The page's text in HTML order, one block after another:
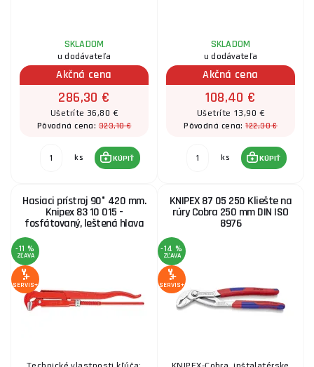
SKLADOM
u dodávateľa
Akčná cena
286,30 €
Ušetríte 36,80 €
Pôvodná cena:323,10 €
ks KÚPIŤ
SKLADOM
u dodávateľa
Akčná cena
108,40 €
Ušetríte 13,90 €
Pôvodná cena:122,30 €
ks KÚPIŤ
Hasiaci prístroj 90° 420 mm.
Knipex 83 10 015 -
fosfátovaný, leštená hlava
-11 %
ZĽAVA
SERVIS+
KNIPEX 87 05 250 Kliešte na
rúry Cobra 250 mm DIN ISO
8976
-14 %
ZĽAVA
SERVIS+